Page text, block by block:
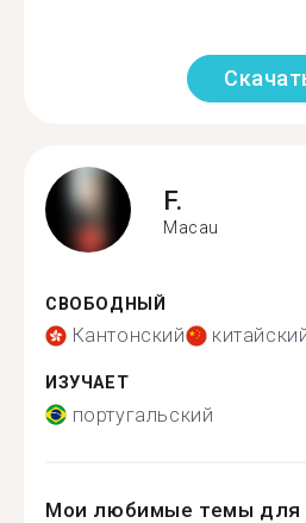
F.
Macau
СВОБОДНЫЙ
Кантонский
ИЗУЧАЕТ
португальский
Мои любимые темы для